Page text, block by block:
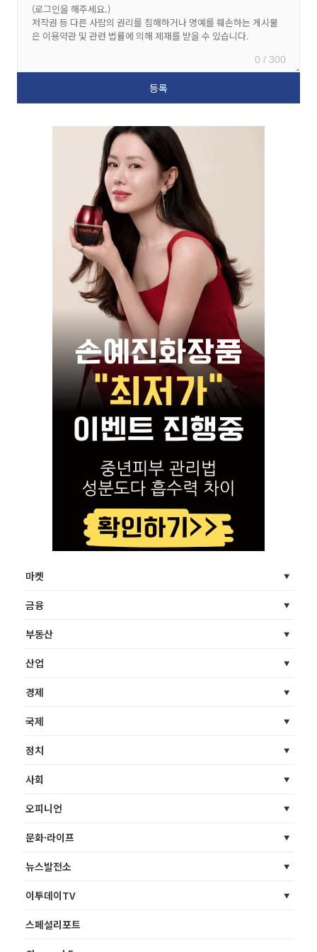
0 / 300
마켓
금융
부동산
산업
경제
국제
정치
사회
오피니언
문화·라이프
뉴스발전소
이투데이TV
스페셜리포트